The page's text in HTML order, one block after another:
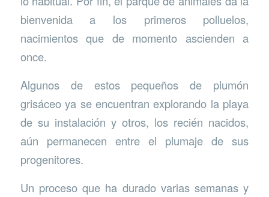
bienvenida a los primeros polluelos,
nacimientos que de momento ascienden a
once.
Algunos de estos pequeños de plumón
grisáceo ya se encuentran explorando la playa
de su instalación y otros, los recién nacidos,
aún permanecen entre el plumaje de sus
progenitores.
Un proceso que ha durado varias semanas y